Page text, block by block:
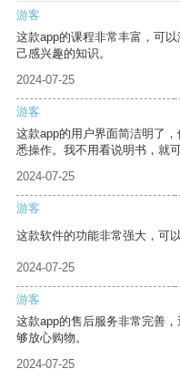
游客
这款app的课程非常丰富，可
己感兴趣的知识。
2024-07-25
游客
这款app的用户界面简洁明了
悉操作。我不用看说明书，就
2024-07-25
游客
这款软件的功能非常强大，可
2024-07-25
游客
这款app的售后服务非常完善
够放心购物。
2024-07-25